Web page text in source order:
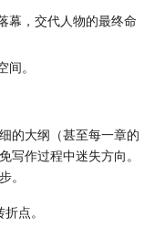
幕，交代人物的最终命
。
的大纲（甚至每一章的
写作过程中迷失方向。
。
点。